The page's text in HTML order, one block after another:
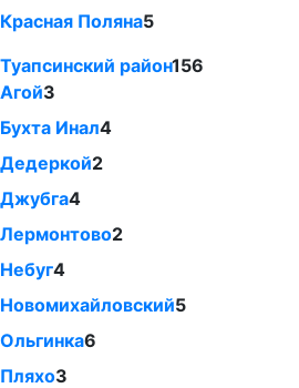
Красная Поляна5
Туапсинский район156
Агой3
Бухта Инал4
Дедеркой2
Джубга4
Лермонтово2
Небуг4
Новомихайловский5
Ольгинка6
Пляхо3